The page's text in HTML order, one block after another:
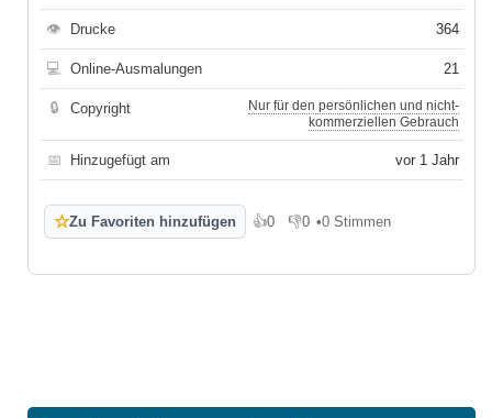
👁 Drucke 364
💻 Online-Ausmalungen 21
🔒 Copyright
Nur für den persönlichen und nicht-
kommerziellen Gebrauch
📅 Hinzugefügt am vor 1 Jahr
☆Zu Favoriten hinzufügen 👍0
Gefällt mir
👎0
Gefällt mir nicht
•0 Stimmen